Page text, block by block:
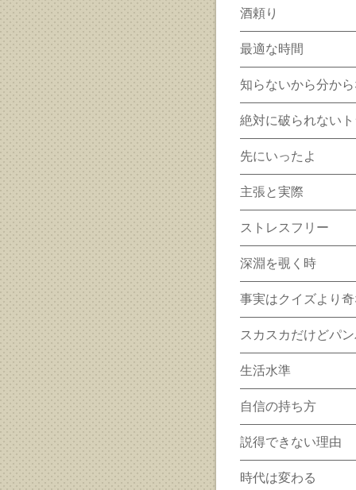
酒頼り
最適な時間
知らないから分か
絶対に破られない
先にいったよ
主張と実際
ストレスフリー
深淵を覗く時
事実はクイズより
スカスカだけどパ
生活水準
自信の持ち方
説得できない理由
時代は変わる